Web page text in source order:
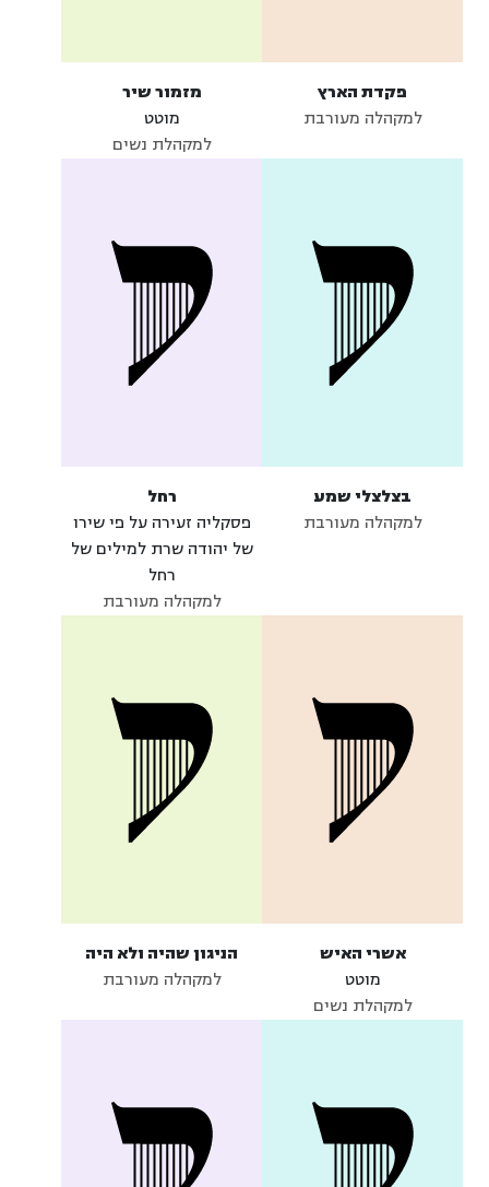
פקדת הארץ
למקהלה מעורבת
מזמור שיר
מוטט
למקהלת נשים
בצלצלי שמע
למקהלה מעורבת
רחל
פסקליה זעירה על פי שירו
של יהודה שרת למילים של
רחל
למקהלה מעורבת
אשרי האיש
מוטט
למקהלת נשים
הניגון שהיה ולא היה
למקהלה מעורבת